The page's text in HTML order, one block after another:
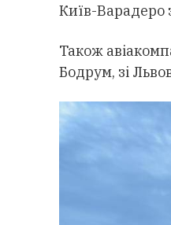
Київ-Варадеро
Також
Бодрум, зі